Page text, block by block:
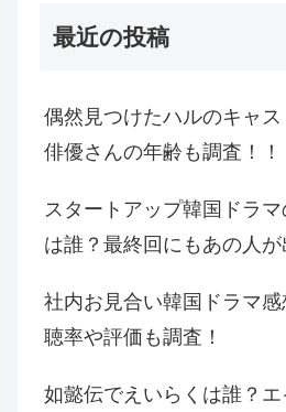
最近の投稿
偶然見つけたハルのキャス
俳優さんの年齢も調査！！
スタートアップ韓国ドラ
は誰？最終回にもあの人が
社内お見合い韓国ドラマ
聴率や評価も調査！
如懿伝でえいらくは誰？